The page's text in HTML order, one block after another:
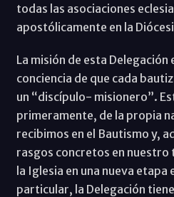
todas las asociaciones
apostólicamente en la
La misión de esta
conciencia de que cada
un “discípulo- misionero”.
primeramente, de la propia
recibimos en el Bautismo y,
rasgos concretos en
la Iglesia en una nueva etapa
particular, la Delegación